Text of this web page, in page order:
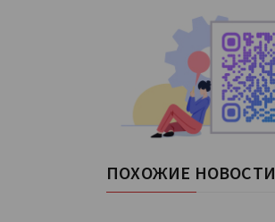
ПОХОЖИЕ НОВОСТИ